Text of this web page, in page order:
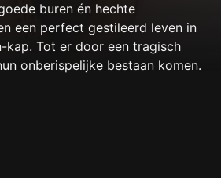
buren én hechte
een perfect gestileerd leven in
kap. Tot er door een tragisch
onberispelijke bestaan komen.